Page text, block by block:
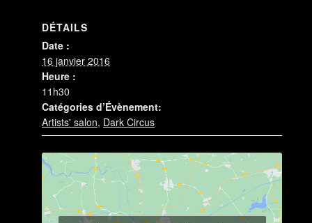
DÉTAILS
Date :
16 janvier 2016
Heure :
11h30
Catégories d’Évènement:
Artists' salon, Dark Circus